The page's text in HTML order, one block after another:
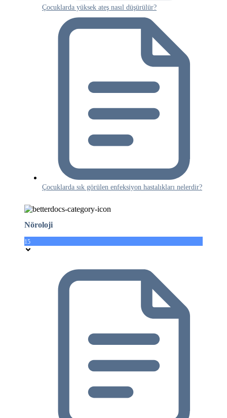
Çocuklarda yüksek ateş nasıl düşürülür?
Çocuklarda sık görülen enfeksiyon hastalıkları nelerdir?
Nöroloji
15